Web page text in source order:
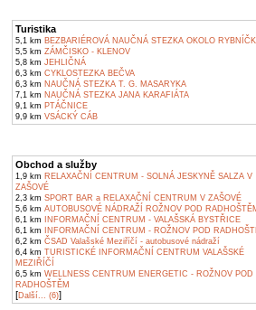
Turistika
5,1 km BEZBARIÉROVÁ NAUČNÁ STEZKA OKOLO
5,5 km ZÁMČISKO - KLENOV
5,8 km JEHLIČNÁ
6,3 km CYKLOSTEZKA BEČVA
6,3 km NAUČNÁ STEZKA T. G. MASARYKA
7,1 km NAUČNÁ STEZKA JANA KARAFIÁTA
9,1 km PTÁČNICE
9,9 km VSÁCKÝ CÁB
Obchod a služby
1,9 km RELAXAČNÍ CENTRUM - SOLNÁ JESKYNĚ SALZA V
ZAŠOVÉ
2,3 km SPORT BAR a RELAXAČNÍ CENTRUM V ZAŠOVÉ
5,6 km AUTOBUSOVÉ NÁDRAŽÍ ROŽNOV POD
6,1 km INFORMAČNÍ CENTRUM - VALAŠSKÁ BYSTŘICE
6,1 km INFORMAČNÍ CENTRUM - ROŽNOV POD
6,2 km ČSAD Valašské Meziříčí - autobusové nádraží
6,4 km TURISTICKÉ INFORMAČNÍ CENTRUM VALAŠSKÉ
MEZIŘÍČÍ
6,5 km WELLNESS CENTRUM ENERGETIC - ROŽNOV POD
RADHOŠTĚM
[Další... (6)]